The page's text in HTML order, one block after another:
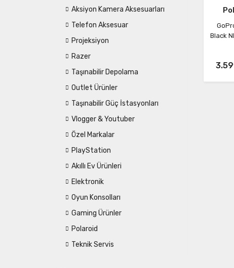
Aksiyon Kamera Aksesuarları
Telefon Aksesuar
Projeksiyon
Razer
Taşınabilir Depolama
Outlet Ürünler
Taşınabilir Güç İstasyonları
Vlogger & Youtuber
Özel Markalar
PlayStation
Akıllı Ev Ürünleri
Elektronik
Oyun Konsolları
Gaming Ürünler
Polaroid
Teknik Servis
Black